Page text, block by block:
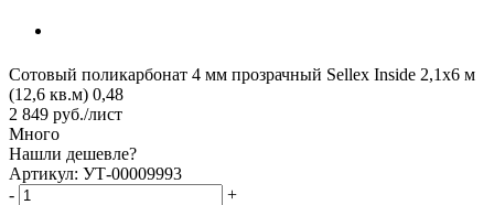
Сотовый поликарбонат 4 мм прозрачный Sellex Inside 2,1х6 м
(12,6 кв.м) 0,48
2 849 руб./лист
Много
Нашли дешевле?
Артикул: УТ-00009993
-
+